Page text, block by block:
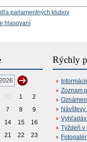
parlamentných klubov
hlasovaní
31 1
2
7 8
9
14 15
16
21 22
23
Rýchly
Zoznam
Týždeň v